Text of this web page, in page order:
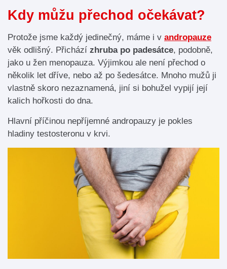
Kdy můžu přechod očekávat?
Protože jsme každý jedinečný, máme i v andropauze
věk odlišný. Přichází zhruba po padesátce, podobně,
jako u žen menopauza. Výjimkou ale není přechod o
několik let dříve, nebo až po šedesátce. Mnoho mužů ji
vlastně skoro nezaznamená, jiní si bohužel vypijí její
kalich hořkosti do dna.
Hlavní příčinou nepříjemné andropauzy je pokles
hladiny testosteronu v krvi.